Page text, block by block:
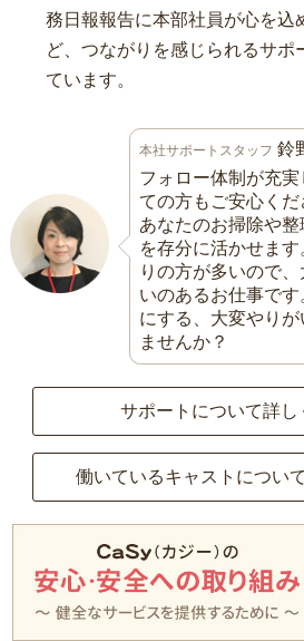
務日報報告に本部社員が心を込
ど、つながりを感じられるサポ
ています。
本社サポートスタッフ 鈴
フォロー体制が充
ての方もご安心くだ
あなたのお掃除や
を存分に活かせま
りの方が多いので
いのあるお仕事で
にする、大変やり
ませんか？
サポートについて詳し
働いているキャストについ